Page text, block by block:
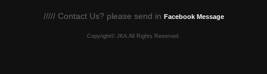
///// Contact Us? please send in Facebook Message
Copyright© JKA.All Rights Reserved.